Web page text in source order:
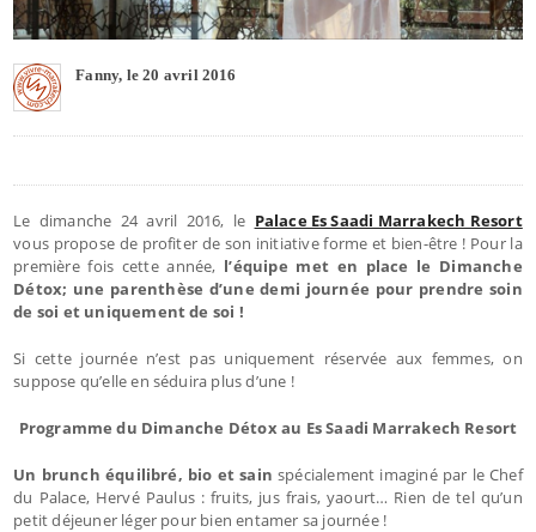
Fanny, le 20 avril 2016
Le dimanche 24 avril 2016, le Palace Es Saadi Marrakech Resort
vous propose de profiter de son initiative forme et bien-être ! Pour la
première fois cette année, l’équipe met en place le Dimanche
Détox; une parenthèse d’une demi journée pour prendre soin
de soi et uniquement de soi !
Si cette journée n’est pas uniquement réservée aux femmes, on
suppose qu’elle en séduira plus d’une !
Programme du Dimanche Détox au Es Saadi Marrakech Resort
Un brunch équilibré, bio et sain spécialement imaginé par le Chef
du Palace, Hervé Paulus : fruits, jus frais, yaourt… Rien de tel qu’un
petit déjeuner léger pour bien entamer sa journée !